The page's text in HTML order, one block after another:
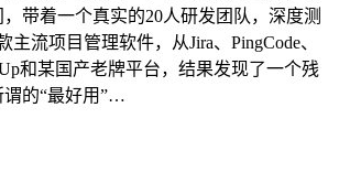
带着一个真实的20人研发团队，深度测
主流项目管理软件，从Jira、PingCode、
和某国产老牌平台，结果发现了一个残
谓的“最好用”…